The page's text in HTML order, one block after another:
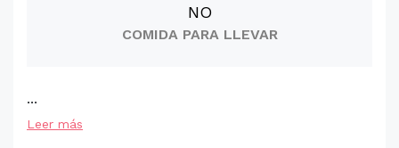
NO
COMIDA PARA LLEVAR
...
Leer más